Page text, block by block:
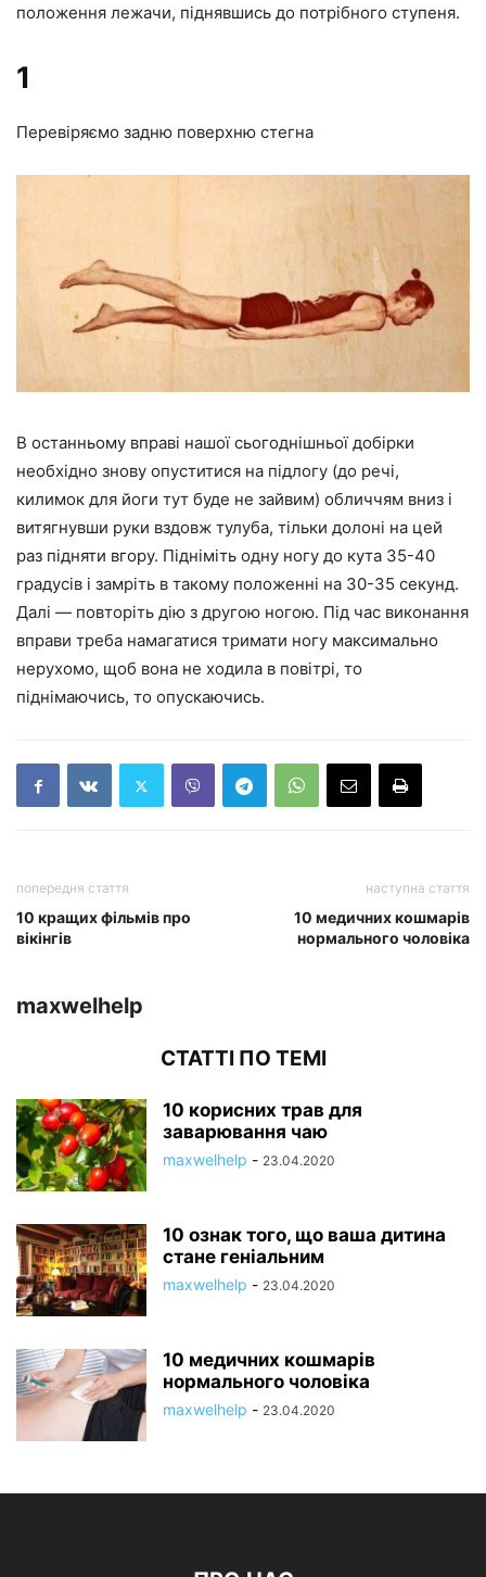
положення лежачи, піднявшись до потрібного ступеня.
1
Перевіряємо задню поверхню стегна
В останньому вправі нашої сьогоднішньої добірки
необхідно знову опуститися на підлогу (до речі,
килимок для йоги тут буде не зайвим) обличчям вниз і
витягнувши руки вздовж тулуба, тільки долоні на цей
раз підняти вгору. Підніміть одну ногу до кута 35-40
градусів і замріть в такому положенні на 30-35 секунд.
Далі — повторіть дію з другою ногою. Під час виконання
вправи треба намагатися тримати ногу максимально
нерухомо, щоб вона не ходила в повітрі, то
піднімаючись, то опускаючись.
попередня стаття
10 кращих фільмів про
вікінгів
наступна стаття
10 медичних кошмарів
нормального чоловіка
maxwelhelp
СТАТТІ ПО ТЕМІ
10 корисних трав для
заварювання чаю
maxwelhelp - 23.04.2020
10 ознак того, що ваша дитина
стане геніальним
maxwelhelp - 23.04.2020
10 медичних кошмарів
нормального чоловіка
maxwelhelp - 23.04.2020